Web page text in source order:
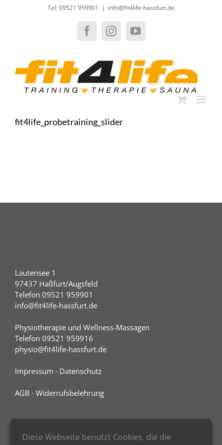
Tel: 09521 959901 | info@fit4life-hassfurt.de
FacebookInstagramYouTube
fit4life_probetraining_slider
Lautensee 1
97437 Haßfurt/Augsfeld
Telefon 09521 959901
info@fit4life-hassfurt.de
Physiotherapie und Wellness-Massagen
Telefon 09521 959916
physio@fit4life-hassfurt.de
Impressum · Datenschutz
AGB · Widerrufsbelehrung
Diese Webseite benutzt Cookies, die die